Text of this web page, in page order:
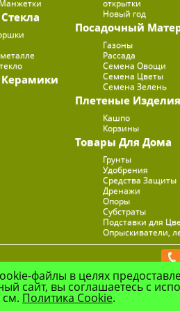
открытки
Новый год
Посадочный
Газоны
Рассада
Семена Овощи
Семена Цветы
Семена Зелень
Плетеные Изделия
Кашпо
Корзины
Товары Для Дома
Грунты
Удобрения
Средства Защиты
Дренажи
Опоры
Субстраты
Подставки для
Опрыскиватели,
© Цветочная
файлы в целях
сайт, вы соглашаетесь с
Политика Cookie.